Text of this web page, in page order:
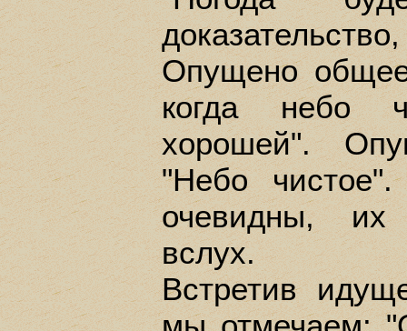
Опущено
когда небо
хорошей".
"Небо
очевидны, их
вслух.
Встретив